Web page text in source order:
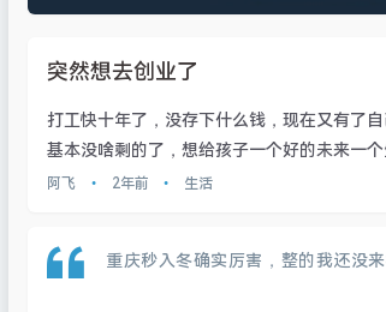
突然想去创业了
打工快十年了，没存下什么钱，现在又有了
基本没啥剩的了，想给孩子一个好的未来一
阿飞 • 2年前 • 生活
重庆秒入冬确实厉害，整的我还没